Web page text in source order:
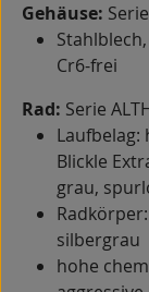
Gehäuse:
Cr6-frei
Rad: Serie
Blickle
grau,
silbergrau
hohe